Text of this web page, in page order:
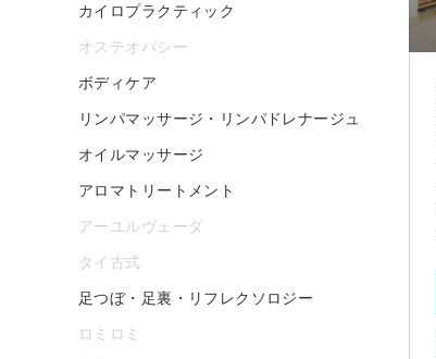
カイロプラクティック
オステオパシー
ボディケア
リンパマッサージ・リンパドレナージュ
オイルマッサージ
アロマトリートメント
アーユルヴェーダ
タイ古式
足つぼ・足裏・リフレクソロジー
ロミロミ